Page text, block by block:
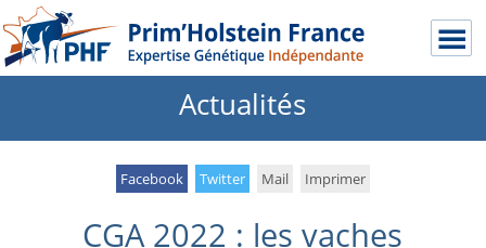
Actualités
Facebook Twitter Mail Imprimer
CGA 2022 : les vaches